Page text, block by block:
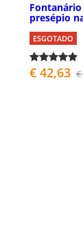
presépio
ESGOTADO
€ 42,63 €